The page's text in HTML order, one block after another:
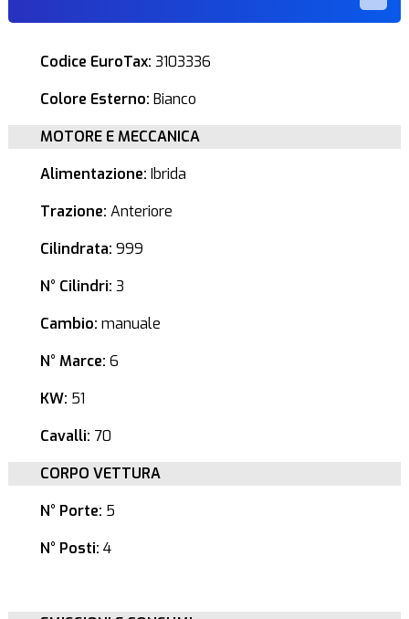
Codice EuroTax: 3103336
Colore Esterno: Bianco
MOTORE E MECCANICA
Alimentazione: Ibrida
Trazione: Anteriore
Cilindrata: 999
N° Cilindri: 3
Cambio: manuale
N° Marce: 6
KW: 51
Cavalli: 70
CORPO VETTURA
N° Porte: 5
N° Posti: 4